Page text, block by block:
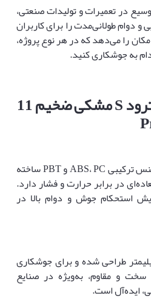
در تعمیرات و تولیدات صنعتی،
و دوام طولانی‌مدت را برای کاربران
را می‌دهد که در هر نوع پروژه،
به جوشکاری کنید.
مشکی ضخیم 11
الکترود S مشکی ضخیم از جنس ترکیبی ABS، PC و PBT ساخته
در برابر حرارت و فشار دارد.
استحکام جوش و دوام بالا در
الکترود با ضخامت 11 میلیمتر طراحی شده و برای جوشکاری
سخت و مقاوم، به‌ویژه در صنایع
ایده‌آل است.